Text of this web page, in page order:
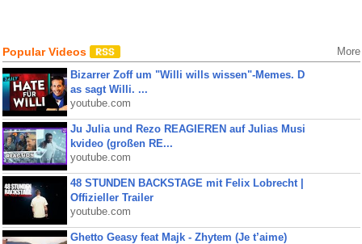
Popular Videos More
Bizarrer Zoff um "Willi wills wissen"-Memes. D
as sagt Willi. ...
youtube.com
Ju Julia und Rezo REAGIEREN auf Julias Musi
kvideo (großen RE...
youtube.com
48 STUNDEN BACKSTAGE mit Felix Lobrecht |
Offizieller Trailer
youtube.com
Ghetto Geasy feat Majk - Zhytem (Je t’aime)